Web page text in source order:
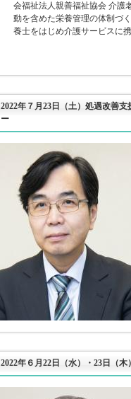
会福祉法人親善福祉協会 介護
動を含めた栄養管理の体制づ
養士をはじめ介護サービスに
2022年７月23日（土）処遇改善
ー
2022年６月22日（水）・23日（